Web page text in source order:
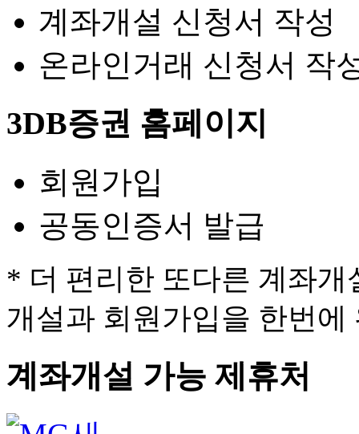
계좌개설 신청서 작성
온라인거래 신청서 작
3DB증권 홈페이지
회원가입
공동인증서 발급
* 더 편리한 또다른 계좌개
개설과 회원가입을 한번
계좌개설 가능 제휴처